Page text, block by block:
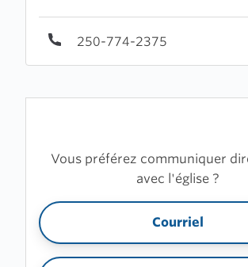
250-774-2375
Vous préférez communiquer
avec l'église ?
Courriel